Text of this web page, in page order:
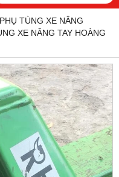
TÙNG XE NÂNG
XE NÂNG TAY HOÀNG